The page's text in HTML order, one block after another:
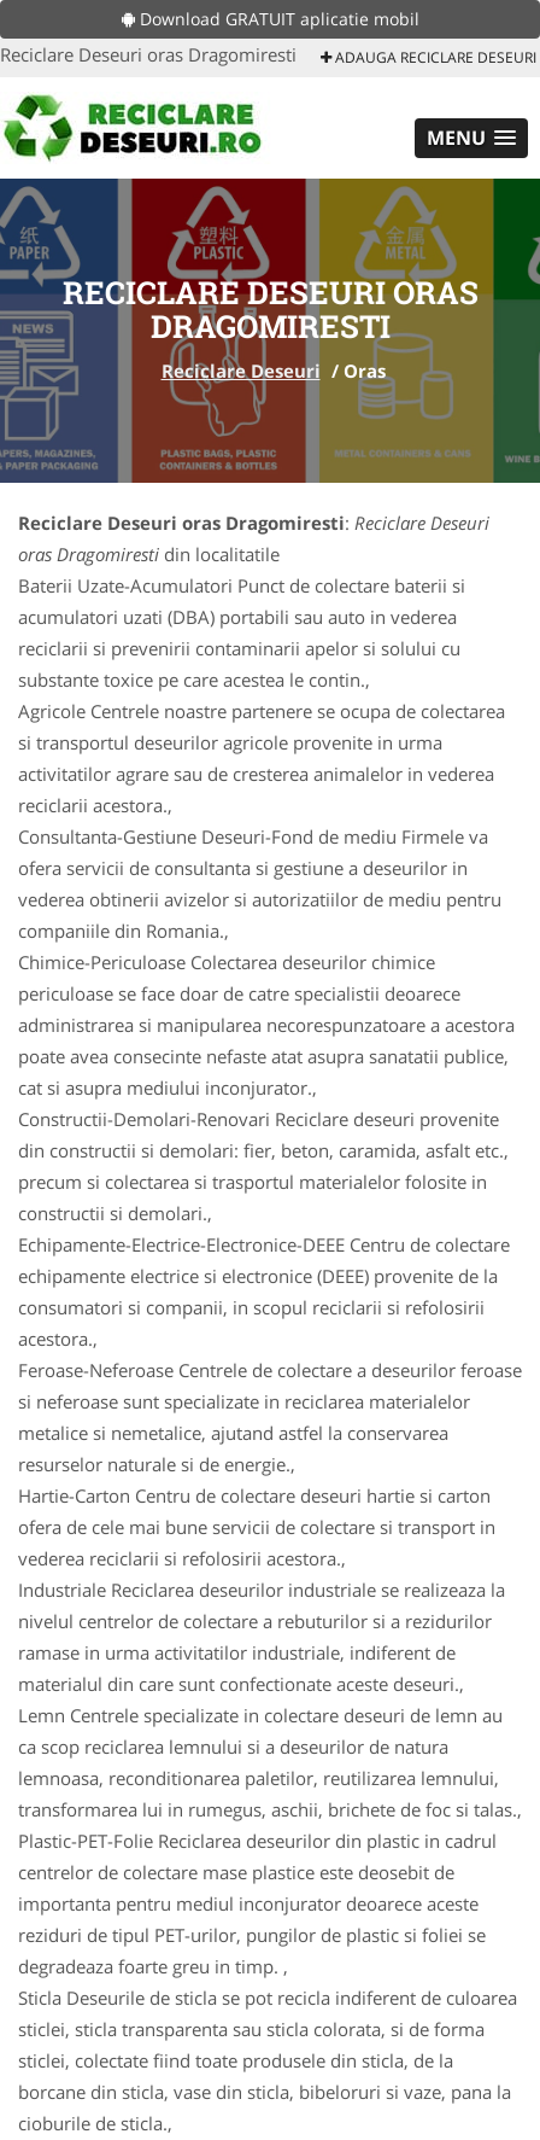
Download GRATUIT aplicatie mobil
Reciclare Deseuri oras Dragomiresti ADAUGA RECICLARE DESEURI
MENU
RECICLARE DESEURI ORAS
DRAGOMIRESTI
Reciclare Deseuri / Oras
Reciclare Deseuri oras Dragomiresti: Reciclare Deseuri
oras Dragomiresti din localitatile
Baterii Uzate-Acumulatori Punct de colectare baterii si
acumulatori uzati (DBA) portabili sau auto in vederea
reciclarii si prevenirii contaminarii apelor si solului cu
substante toxice pe care acestea le contin.,
Agricole Centrele noastre partenere se ocupa de colectarea
si transportul deseurilor agricole provenite in urma
activitatilor agrare sau de cresterea animalelor in vederea
reciclarii acestora.,
Consultanta-Gestiune Deseuri-Fond de mediu Firmele va
ofera servicii de consultanta si gestiune a deseurilor in
vederea obtinerii avizelor si autorizatiilor de mediu pentru
companiile din Romania.,
Chimice-Periculoase Colectarea deseurilor chimice
periculoase se face doar de catre specialistii deoarece
administrarea si manipularea necorespunzatoare a acestora
poate avea consecinte nefaste atat asupra sanatatii publice,
cat si asupra mediului inconjurator.,
Constructii-Demolari-Renovari Reciclare deseuri provenite
din constructii si demolari: fier, beton, caramida, asfalt etc.,
precum si colectarea si trasportul materialelor folosite in
constructii si demolari.,
Echipamente-Electrice-Electronice-DEEE Centru de colectare
echipamente electrice si electronice (DEEE) provenite de la
consumatori si companii, in scopul reciclarii si refolosirii
acestora.,
Feroase-Neferoase Centrele de colectare a deseurilor feroase
si neferoase sunt specializate in reciclarea materialelor
metalice si nemetalice, ajutand astfel la conservarea
resurselor naturale si de energie.,
Hartie-Carton Centru de colectare deseuri hartie si carton
ofera de cele mai bune servicii de colectare si transport in
vederea reciclarii si refolosirii acestora.,
Industriale Reciclarea deseurilor industriale se realizeaza la
nivelul centrelor de colectare a rebuturilor si a rezidurilor
ramase in urma activitatilor industriale, indiferent de
materialul din care sunt confectionate aceste deseuri.,
Lemn Centrele specializate in colectare deseuri de lemn au
ca scop reciclarea lemnului si a deseurilor de natura
lemnoasa, reconditionarea paletilor, reutilizarea lemnului,
transformarea lui in rumegus, aschii, brichete de foc si talas.,
Plastic-PET-Folie Reciclarea deseurilor din plastic in cadrul
centrelor de colectare mase plastice este deosebit de
importanta pentru mediul inconjurator deoarece aceste
reziduri de tipul PET-urilor, pungilor de plastic si foliei se
degradeaza foarte greu in timp. ,
Sticla Deseurile de sticla se pot recicla indiferent de culoarea
sticlei, sticla transparenta sau sticla colorata, si de forma
sticlei, colectate fiind toate produsele din sticla, de la
borcane din sticla, vase din sticla, bibeloruri si vaze, pana la
cioburile de sticla.,